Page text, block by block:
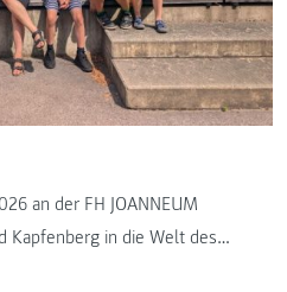
an der FH JOANNEUM
Kapfenberg in die Welt des